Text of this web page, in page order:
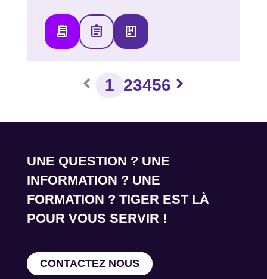
receipt_long assignment package
chevron_left 1 23456 chevron_right
UNE QUESTION ? UNE
INFORMATION ? UNE
FORMATION ? TIGER EST LÀ
POUR VOUS SERVIR !
CONTACTEZ NOUS